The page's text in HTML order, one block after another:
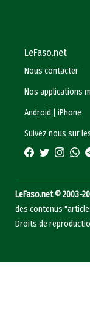
LeFaso.net
Nous contacter
Nos applications
Android |iPhone
Suivez nous sur
LeFaso.net © 2003-
des contenus
Droits de